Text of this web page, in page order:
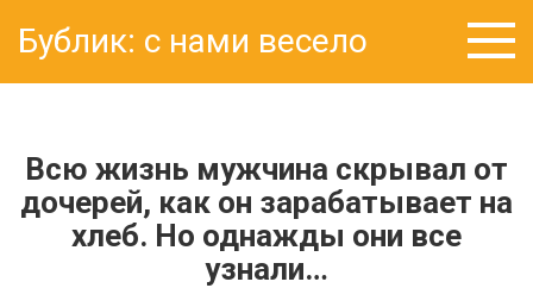
контенту
Бублик: с нами весело
Всю жизнь мужчина скрывал от
дочерей, как он зарабатывает на
хлеб. Но однажды они все
узнали…